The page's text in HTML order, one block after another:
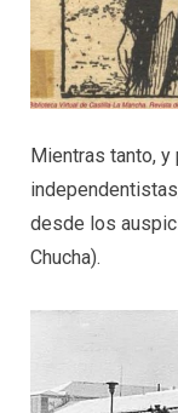
Mientras tanto,
desde los
Chucha).